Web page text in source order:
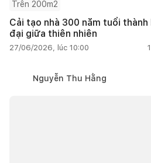
Trên 200m2
Cải tạo nhà 300 năm tuổi
đại giữa thiên nhiên
27/06/2026, lúc 10:00 1
Nguyễn Thu Hằng